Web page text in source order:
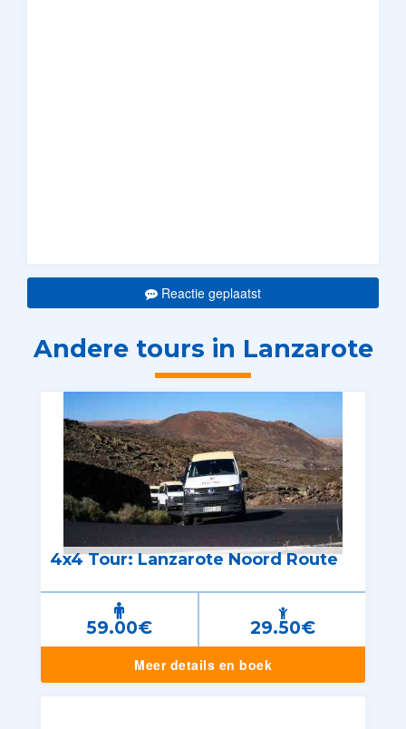
Reactie geplaatst
Andere tours in Lanzarote
4x4 Tour: Lanzarote Noord Route
59.00€ 29.50€
Meer details en boek